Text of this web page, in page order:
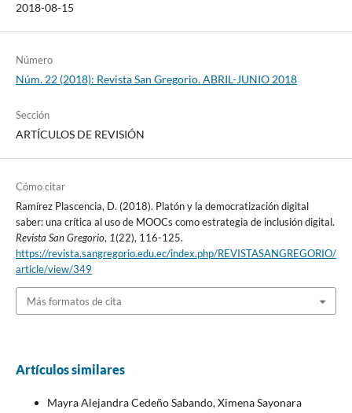
2018-08-15
Número
Núm. 22 (2018): Revista San Gregorio. ABRIL-JUNIO 2018
Sección
ARTÍCULOS DE REVISIÓN
Cómo citar
Ramírez Plascencia, D. (2018). Platón y la democratización digital
saber: una crítica al uso de MOOCs como estrategia de inclusión digital.
Revista San Gregorio, 1(22), 116-125.
https://revista.sangregorio.edu.ec/index.php/REVISTASANGREGORIO/
article/view/349
Más formatos de cita
Artículos similares
Mayra Alejandra Cedeño Sabando, Ximena Sayonara